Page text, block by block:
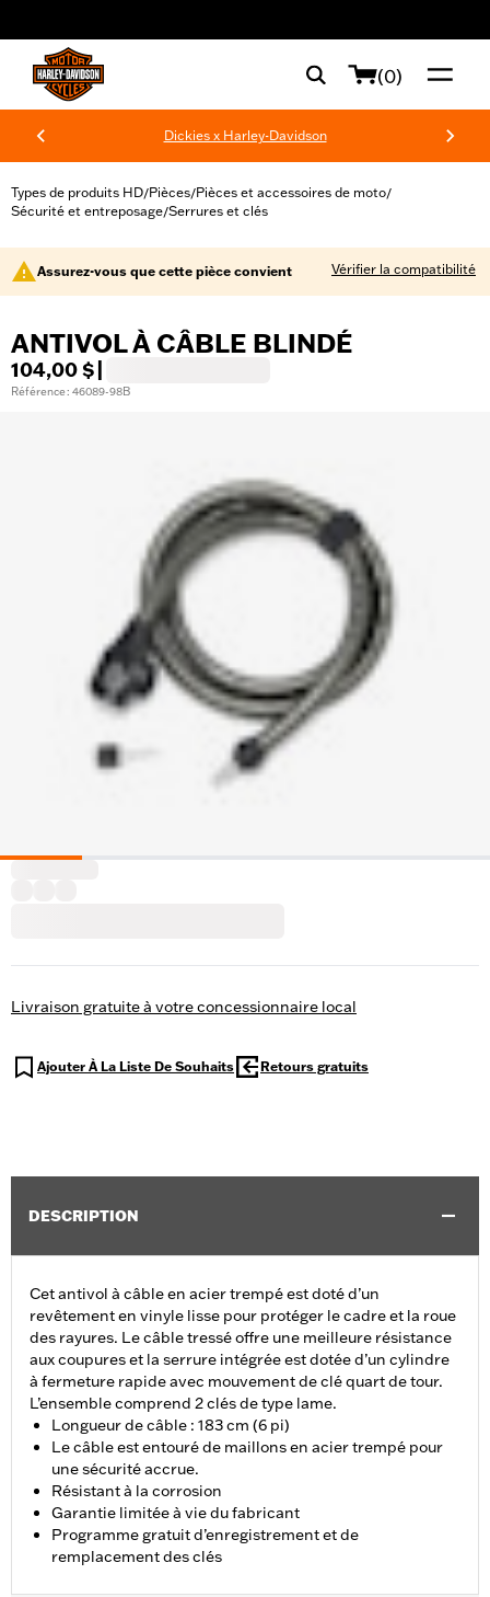
(0)
Dickies x Harley-Davidson
Types de produits HD/Pièces/Pièces et accessoires de moto/
Sécurité et entreposage/Serrures et clés
Assurez-vous que cette pièce convient Vérifier la compatibilité
ANTIVOL À CÂBLE BLINDÉ
104,00 $
Référence : 46089-98B
Livraison gratuite à votre concessionnaire local
Ajouter À La Liste De Souhaits Retours gratuits
DESCRIPTION
Cet antivol à câble en acier trempé est doté d’un
revêtement en vinyle lisse pour protéger le cadre et la roue
des rayures. Le câble tressé offre une meilleure résistance
aux coupures et la serrure intégrée est dotée d’un cylindre
à fermeture rapide avec mouvement de clé quart de tour.
L’ensemble comprend 2 clés de type lame.
Longueur de câble : 183 cm (6 pi)
Le câble est entouré de maillons en acier trempé pour
une sécurité accrue.
Résistant à la corrosion
Garantie limitée à vie du fabricant
Programme gratuit d’enregistrement et de
remplacement des clés